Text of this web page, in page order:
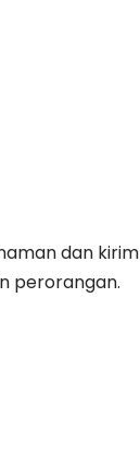
dan kirim
perorangan.